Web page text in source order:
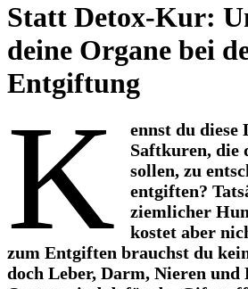
Statt Detox-Kur:
deine Organe bei
Entgiftung
K
ennst du diese
Saftkuren, die
sollen, zu
entgiften?
ziemlicher
kostet aber
zum Entgiften brauchst du
doch Leber, Darm, Nieren und